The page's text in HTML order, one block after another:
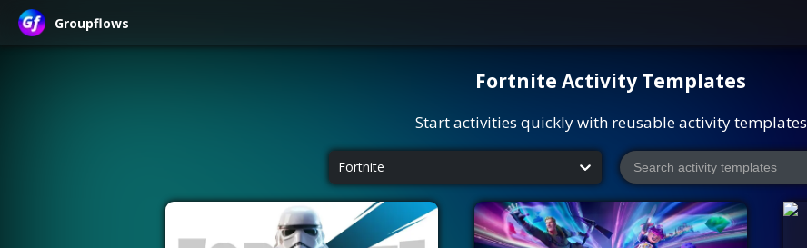
Groupflows
Fortnite Activity Templates
Start activities quickly with reusable activity templates
Fortnite